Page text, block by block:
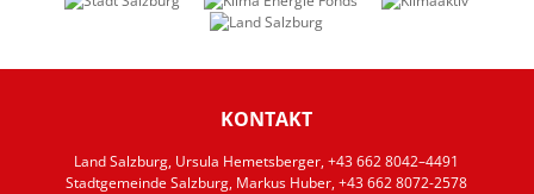
KONTAKT
Land Salzburg, Ursula Hemetsberger, +43 662 8042–4491
Stadtgemeinde Salzburg, Markus Huber, +43 662 8072-2578